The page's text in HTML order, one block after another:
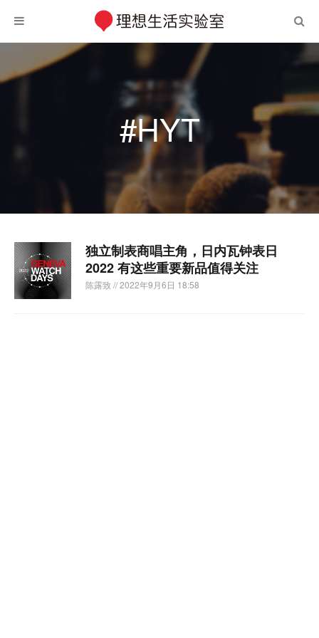
#HYT
独立制表商唱主角，日内瓦钟表日
2022 有这些重要新品值得关注
陈露致// 2022年9月6日 18:58